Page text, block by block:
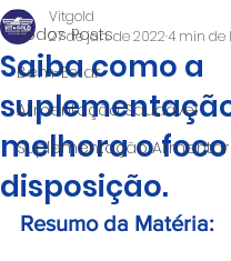
Todos Posts
Bem-Estar
Alimentação Saudável
Suplementação Alimentar
Saiba como a
melhora o foco
disposição.
Vitgold
27 de jan. de 20224 min de
Resumo da Matéria: